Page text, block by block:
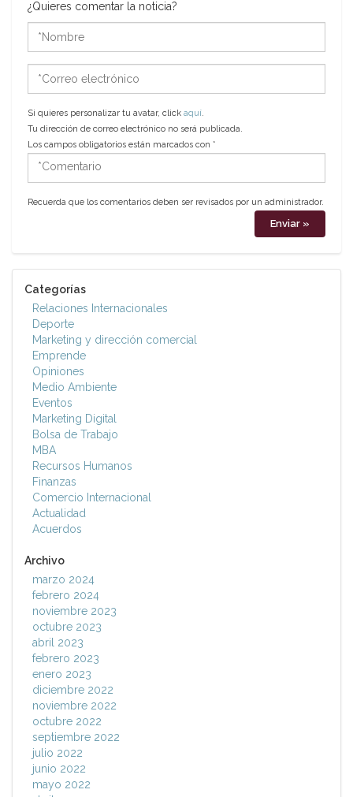
¿Quieres comentar la noticia?
electrónico
Si quieres personalizar tu avatar, click aquí.
Tu dirección de correo electrónico no será publicada.
Los campos obligatorios están marcados con *
*Comentario
Recuerda que los comentarios deben ser revisados por un administrador.
Categorías
Relaciones Internacionales
Deporte
Marketing y dirección comercial
Emprende
Opiniones
Medio Ambiente
Eventos
Marketing Digital
Bolsa de Trabajo
MBA
Recursos Humanos
Finanzas
Comercio Internacional
Actualidad
Acuerdos
Archivo
marzo 2024
febrero 2024
noviembre 2023
octubre 2023
abril 2023
febrero 2023
enero 2023
diciembre 2022
noviembre 2022
octubre 2022
septiembre 2022
julio 2022
junio 2022
mayo 2022